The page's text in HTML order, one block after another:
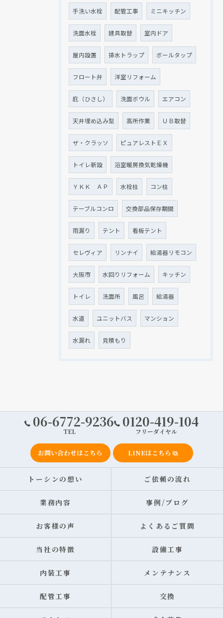
手洗い水栓 配管工事 ミニキッチン
洗面水栓 建具取替 室内ドア
屋内設置 排水トラップ ボールタップ
フロート弁 洋室リフォーム
庇（ひさし） 洗面ボウル エアコン
天井埋め込み型 高所作業 ＵＢ取替
ザ・クラッソ ピュアレストＥＸ
トイレ新設 浴室暖房換気乾燥機
ＹＫＫ ＡＰ 水栓柱 コン柱
テーブルコンロ 交換部品保存期間
雨漏り テント 看板テント
セレヴィア リンナイ 給湯器リモコン
大阪市 水回りリフォーム キッチン
トイレ 洗面所 風呂 給湯器
水道 ユニットバス マンション
水漏れ 見積もり
06-6772-9236
TEL
0120-419-104
フリーダイヤル
お問い合わせはこちら LINEはこちら
トーシンの想い ご依頼の流れ
業務内容 事例/ブログ
お客様の声 よくあるご質問
当社の特徴 設備工事
内装工事 メンテナンス
配管工事 交換